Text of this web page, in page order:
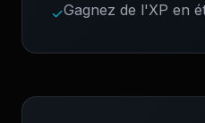
✓Gagnez de l'XP en